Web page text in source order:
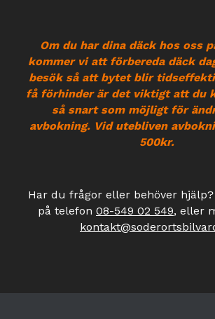
Om du har dina däck hos oss
kommer vi att förbereda däck
besök så att bytet blir
få förhinder är det viktigt att du
så snart som möjligt för
avbokning. Vid utebliven
500kr.
Har du frågor eller behöver hjälp?
på telefon 08-549 02 549, eller